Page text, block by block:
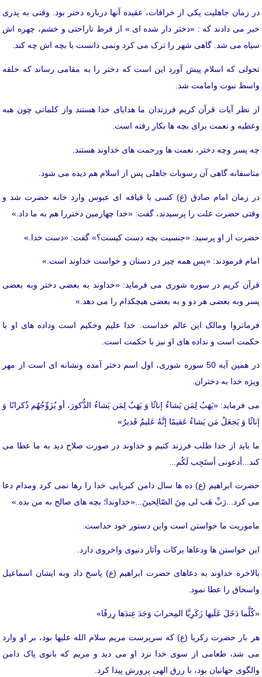
در زمان جاهلیت یکی از خرافات، عقیده آنها درباره دختر بود. وقتی به پدری
خبر می دادند که : «دختر دار شده ای.» از فرط ناراحتی و خشم، چهره اش
سیاه می شد. گاهی شهر را ترک می کرد ونمی دانست با بچه اش چه کند.
تحولی که اسلام پیش آورد این است که دختر را به مقامی رساند که حلقه
واسط نبوت وامامت شد.
از نظر آیات قرآن کریم فرزندان ما هدایای خدا هستند واز کلماتی چون هبه
وعطیه و نعمت برای بچه ها بکار رفته است.
چه پسر وچه دختر، نعمت ها ورحمت های خداوند هستند.
متاسفانه گاهی آن رسوبات جاهلی پس از اسلام هم دیده می شود.
در زمان امام صادق (ع) کسی با قیافه ای عبوس وارد خانه حضرت شد و
وقتی حضرت علت را پرسیدند، گفت: «خدا چهارمین دختررا هم به ما داد.»
حضرت از او پرسید: «جنسیت بچه دست کیست؟» گفت: «دست خدا.»
امام فرمودند: «پس همه چیز در دستان و خواست خداوند است.»
قرآن کریم در سوره شوری می فرماید: «خداوند به بعضی دختر وبه بعضی
پسر وبه بعضی هر دو و به بعضی هیچکدام را می دهد.»
فرمانروا ومالک این عالم خداست. خدا علیم وحکیم است وداده های او با
حکمت است و نداده های او نیز با حکمت است.
در همین آیه 50 سوره شوری، اول اسم دختر آمده ونشانه ای است از مهر
ویژه خدا به دختران.
می فرماید: «یَهَبُ لِمَن یَشاءُ إناثًا وَ یَهَبُ لِمَن یَشاءُ الذُّکورَ، أو یُزَوِّجُهُم ذُکرانًا وَ
إناثًا وَ یَجعَلُ مَن یَشاءُ عَقیمًا إنَّهُ عَلیمٌ قَدیرٌ»
ما باید از خدا طلب فرزند کنیم و خداوند در صورت صلاح دید به ما عطا می
کند...أدعونی أستَجِب لَکُم...
حضرت ابراهیم (ع) ده ها سال دامن کبریایی خدا را رها نمی کرد ومدام دعا
می کرد...رَبِّ هَب لی مِنَ الصّالِحینَ...«خداوندا؛ بچه های صالح به من بده.»
ماموریت ما خواستن است واین دستور خود خداست.
این خواستن ها ودعاها برکات وآثار دنیوی واخروی دارد.
بالاخره خداوند به دعاهای حضرت ابراهیم (ع) پاسخ داد وبه ایشان اسماعیل
واسحاق را عطا نمود.
«کُلَّما دَخَلَ عَلَیها زَکَرِیَّا المِحرابَ وَجَدَ عِندَها رِزقًا»
هر بار حضرت زکریا (ع) که سرپرست مریم سلام الله علیها بود، بر او وارد
می شد، طعامی از سوی خدا نزد او می دید و مریم که بانوی پاک دامن
والگوی جهانیان بود، با رزق الهی پرورش پیدا کرد.